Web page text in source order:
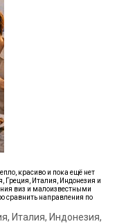
красиво и пока ещё нет
Греция, Италия, Индонезия и
виз и малоизвестными
сравнить направления по
Италия, Индонезия,